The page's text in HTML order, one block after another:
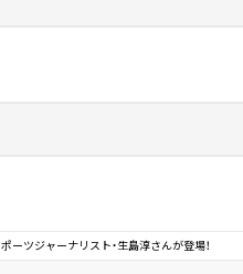
ーツジャーナリスト・生島淳さんが登場！